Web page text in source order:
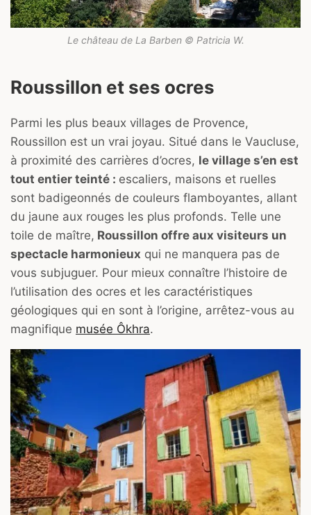
Le château de La Barben © Patricia W.
Roussillon et ses ocres
Parmi les plus beaux villages de Provence,
Roussillon est un vrai joyau. Situé dans le Vaucluse,
à proximité des carrières d’ocres, le village s’en est
tout entier teinté : escaliers, maisons et ruelles
sont badigeonnés de couleurs flamboyantes, allant
du jaune aux rouges les plus profonds. Telle une
toile de maître, Roussillon offre aux visiteurs un
spectacle harmonieux qui ne manquera pas de
vous subjuguer. Pour mieux connaître l’histoire de
l’utilisation des ocres et les caractéristiques
géologiques qui en sont à l’origine, arrêtez-vous au
magnifique musée Ôkhra.